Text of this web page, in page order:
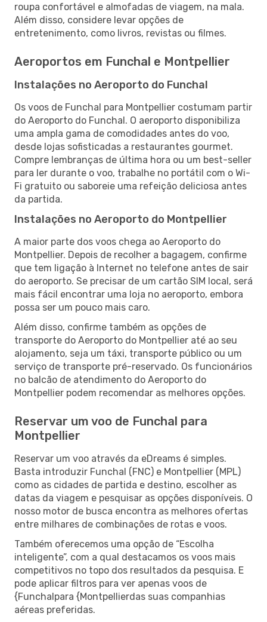
roupa confortável e almofadas de viagem, na mala.
Além disso, considere levar opções de
entretenimento, como livros, revistas ou filmes.
Aeroportos em Funchal e Montpellier
Instalações no Aeroporto do Funchal
Os voos de Funchal para Montpellier costumam partir
do Aeroporto do Funchal. O aeroporto disponibiliza
uma ampla gama de comodidades antes do voo,
desde lojas sofisticadas a restaurantes gourmet.
Compre lembranças de última hora ou um best-seller
para ler durante o voo, trabalhe no portátil com o Wi-
Fi gratuito ou saboreie uma refeição deliciosa antes
da partida.
Instalações no Aeroporto do Montpellier
A maior parte dos voos chega ao Aeroporto do
Montpellier. Depois de recolher a bagagem, confirme
que tem ligação à Internet no telefone antes de sair
do aeroporto. Se precisar de um cartão SIM local, será
mais fácil encontrar uma loja no aeroporto, embora
possa ser um pouco mais caro.
Além disso, confirme também as opções de
transporte do Aeroporto do Montpellier até ao seu
alojamento, seja um táxi, transporte público ou um
serviço de transporte pré-reservado. Os funcionários
no balcão de atendimento do Aeroporto do
Montpellier podem recomendar as melhores opções.
Reservar um voo de Funchal para
Montpellier
Reservar um voo através da eDreams é simples.
Basta introduzir Funchal (FNC) e Montpellier (MPL)
como as cidades de partida e destino, escolher as
datas da viagem e pesquisar as opções disponíveis. O
nosso motor de busca encontra as melhores ofertas
entre milhares de combinações de rotas e voos.
Também oferecemos uma opção de “Escolha
inteligente”, com a qual destacamos os voos mais
competitivos no topo dos resultados da pesquisa. E
pode aplicar filtros para ver apenas voos de
{Funchalpara {Montpellierdas suas companhias
aéreas preferidas.